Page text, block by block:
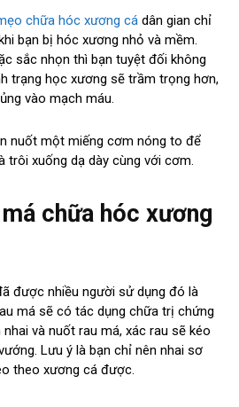
chữa hóc xương cá dân gian chỉ
bạn bị hóc xương nhỏ và mềm.
sắc nhọn thì bạn tuyệt đối không
trạng học xương sẽ trầm trọng hơn,
vào mạch máu.
nuốt một miếng cơm nóng to để
trôi xuống dạ dày cùng với cơm.
chữa hóc xương
được nhiều người sử dụng đó là
má sẽ có tác dụng chữa trị chứng
và nuốt rau má, xác rau sẽ kéo
Lưu ý là bạn chỉ nên nhai sơ
theo xương cá được.